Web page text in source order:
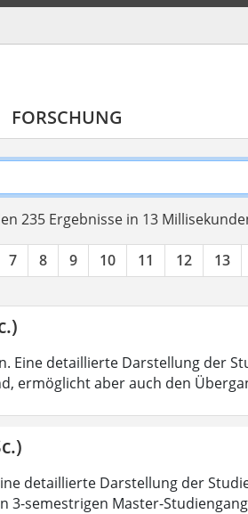
FORSCHUNG
235 Ergebnisse in 13
7 8 9 10 11 12 13
Eine detaillierte Darstellung der
ermöglicht aber auch den
detaillierte Darstellung der
3-semestrigen Master-